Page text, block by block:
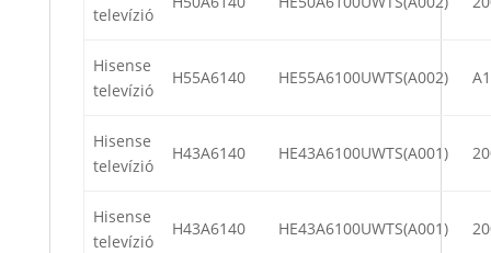
televízió
Hisense
televízió
H55A6140 HE55A6100UWTS(A002)
Hisense
televízió
H43A6140 HE43A6100UWTS(A001)
Hisense
televízió
H43A6140 HE43A6100UWTS(A001)